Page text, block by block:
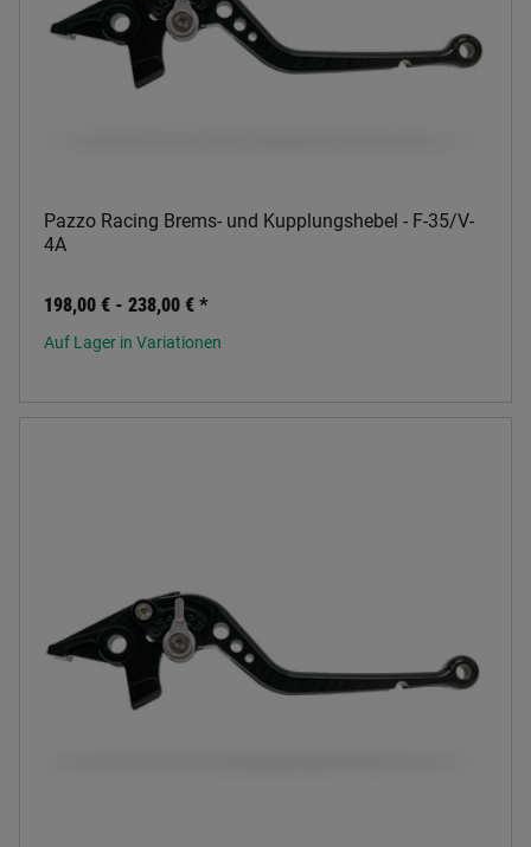
Pazzo Racing Brems- und Kupplungshebel - F-35/V-
4A
198,00 € - 238,00 € *
Auf Lager in Variationen